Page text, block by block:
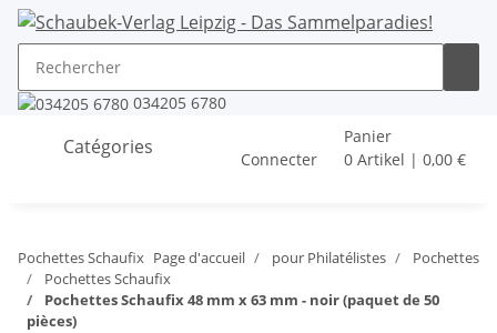
034205 6780
Catégories
Connecter
Panier
0 Artikel | 0,00 €
Pochettes Schaufix Page d'accueil pour Philatélistes
Pochettes
Pochettes Schaufix
Pochettes Schaufix 48 mm x 63 mm - noir (paquet de 50
pièces)